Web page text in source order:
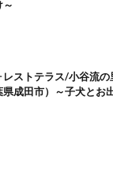
レストテラス/小谷流
県成田市）～子犬とお